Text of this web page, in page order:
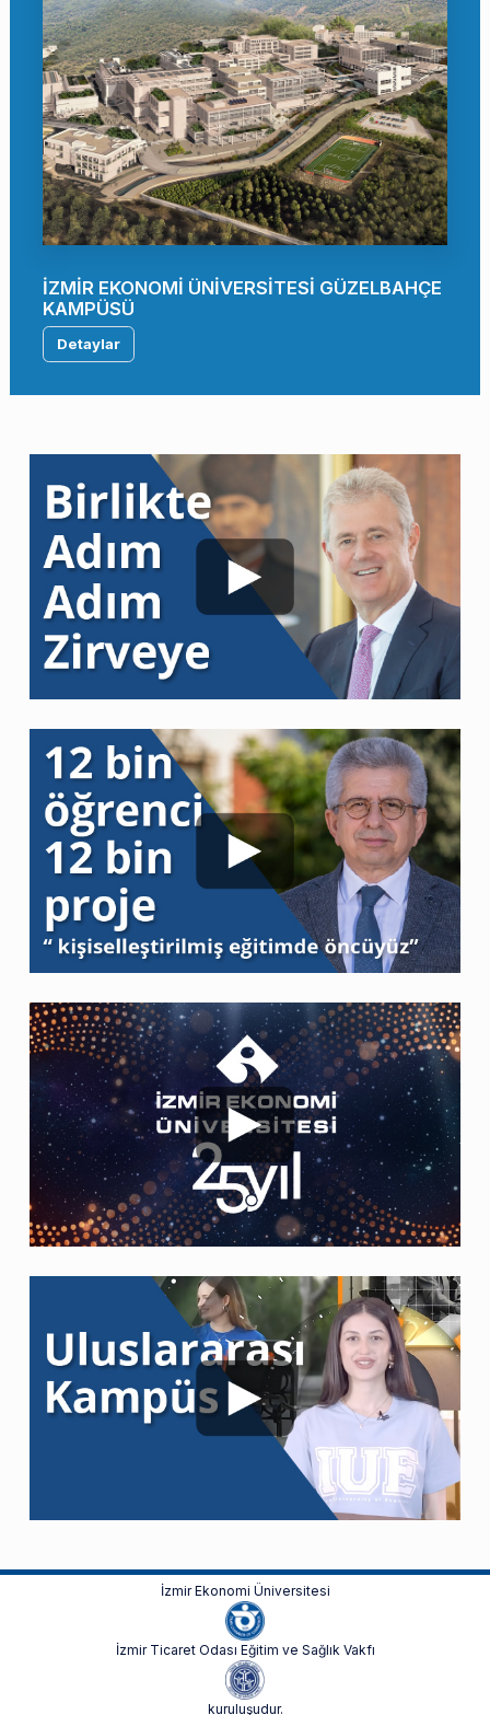
İZMİR EKONOMİ ÜNİVERSİTESİ GÜZELBAHÇE
KAMPÜSÜ
Detaylar
İzmir Ekonomi Üniversitesi
İzmir Ticaret Odası Eğitim ve Sağlık Vakfı
kuruluşudur.